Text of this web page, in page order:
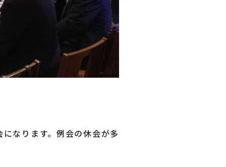
なります。例会の休会が多